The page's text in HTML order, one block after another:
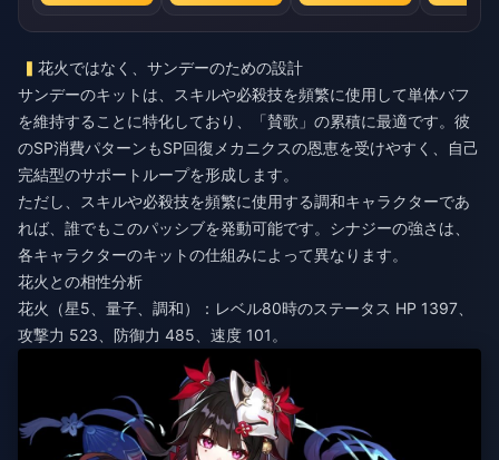
花火ではなく、サンデーのための設計
サンデーのキットは、スキルや必殺技を頻繁に使用して単体バフ
を維持することに特化しており、「賛歌」の累積に最適です。彼
のSP消費パターンもSP回復メカニクスの恩恵を受けやすく、自己
完結型のサポートループを形成します。
ただし、スキルや必殺技を頻繁に使用する調和キャラクターであ
れば、誰でもこのパッシブを発動可能です。シナジーの強さは、
各キャラクターのキットの仕組みによって異なります。
花火との相性分析
花火（星5、量子、調和）：レベル80時のステータス HP 1397、
攻撃力 523、防御力 485、速度 101。